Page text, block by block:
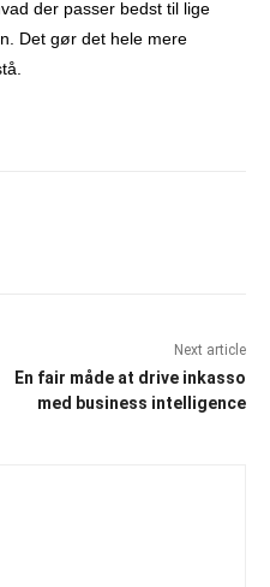
der passer bedst til lige
Det gør det hele mere
Next article
En fair måde at drive inkasso
med business intelligence